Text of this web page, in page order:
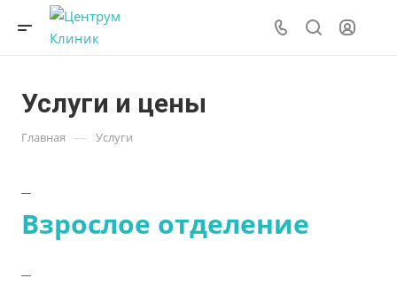
Услуги и цены
Главная — Услуги
Взрослое отделение